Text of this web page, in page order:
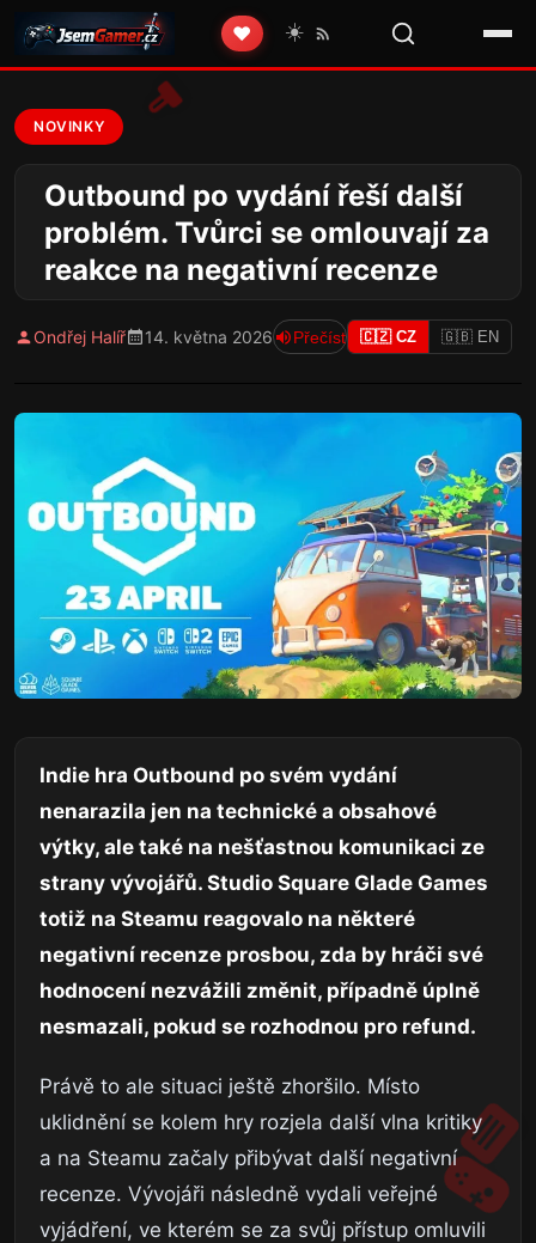
❤️ ☀️
NOVINKY
Outbound po vydání řeší další
problém. Tvůrci se omlouvají za
reakce na negativní recenze
Ondřej Halíř 14. května 2026 Přečíst 🇨🇿 CZ 🇬🇧 EN
Indie hra Outbound po svém vydání
nenarazila jen na technické a obsahové
výtky, ale také na nešťastnou komunikaci ze
strany vývojářů. Studio Square Glade Games
totiž na Steamu reagovalo na některé
negativní recenze prosbou, zda by hráči své
hodnocení nezvážili změnit, případně úplně
nesmazali, pokud se rozhodnou pro refund.
Právě to ale situaci ještě zhoršilo. Místo
uklidnění se kolem hry rozjela další vlna kritiky
a na Steamu začaly přibývat další negativní
recenze. Vývojáři následně vydali veřejné
vyjádření, ve kterém se za svůj přístup omluvili